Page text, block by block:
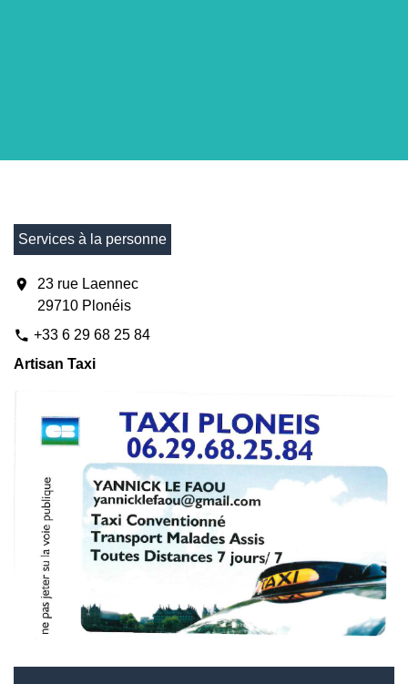
Services à la personne
location_on
23 rue Laennec
29710 Plonéis
phone +33 6 29 68 25 84
Artisan Taxi